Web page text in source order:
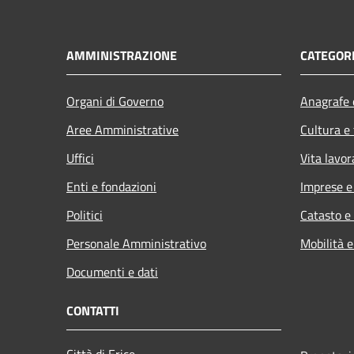
AMMINISTRAZIONE
Organi di Governo
Aree Amministrative
Uffici
Enti e fondazioni
Politici
Personale Amministrativo
Documenti e dati
Cultura
Vita
Imprese
Catasto
Mobilità
CONTATTI